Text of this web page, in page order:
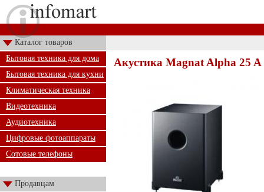
Каталог товаров
Бытовая техника для дома
Бытовая техника для кухни
Климатическая техника
Видеотехника
Аудиотехника
Цифровые фотоаппараты
Сотовые телефоны
Продавцам
Акустика Magnat Alpha 25 A